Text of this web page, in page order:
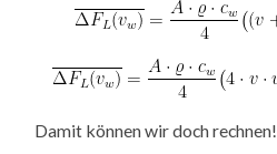
Damit können wir doch rechnen!